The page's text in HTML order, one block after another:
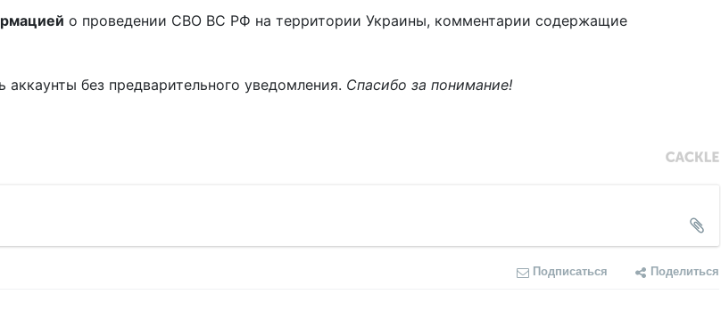
о проведении СВО ВС РФ на территории Украины, комментарии содержащие
без предварительного уведомления. Спасибо за понимание!
Подписаться Поделиться